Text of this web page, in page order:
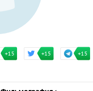
+15 +15 +15